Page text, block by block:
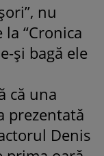
nu
“Cronica
şi bagă ele
că una
prezentată
Denis